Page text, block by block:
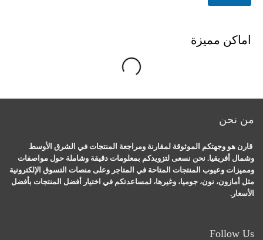
اماكن مميزة
Loading
...
من نحن
قارن هو وجهتكم الموثوقة لمقارنة ومراجعة المنتجات في الشرق الأوسط
وشمال أفريقيا. نحن نسعى لتزويدكم بمعلومات دقيقة وشاملة حول مواصفات
ومميزات وعيوب المنتجات المتاحة في المتاجر وعلى منصات التسوق الإلكترونية
مثل أمازون، نون، جوميا، وغيرها، لمساعدتكم في اختيار أفضل المنتجات بأفضل
الأسعار.
Follow Us